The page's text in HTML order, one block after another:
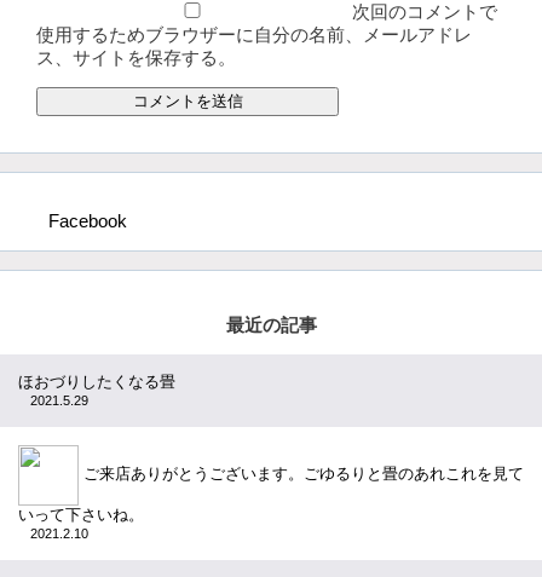
次回のコメントで
使用するためブラウザーに自分の名前、メールアドレ
ス、サイトを保存する。
Facebook
最近の記事
ほおづりしたくなる畳
2021.5.29
ご来店ありがとうございます。ごゆるりと畳のあれこれを見て
いって下さいね。
2021.2.10